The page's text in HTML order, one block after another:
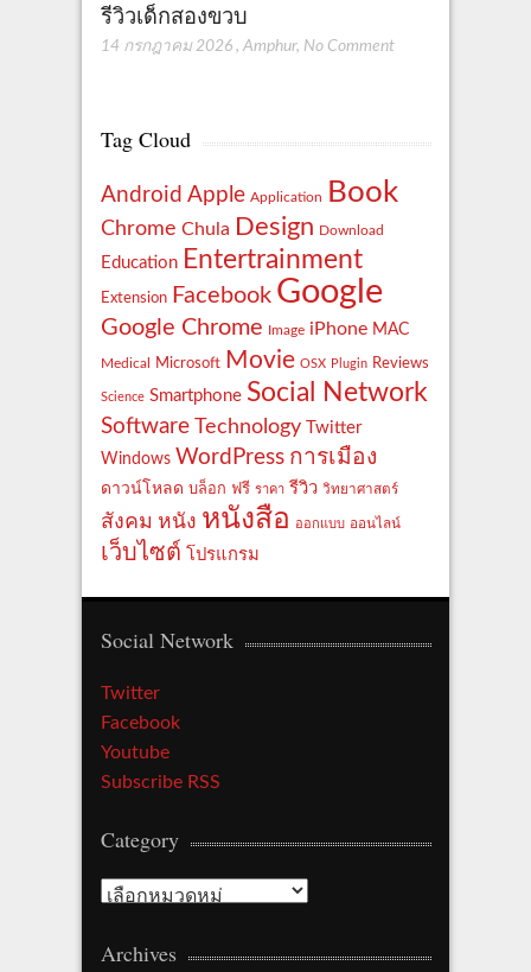
รีวิวเด็กสองขวบ
14 กรกฎาคม 2026 , Amphur, No Comment
Tag Cloud
Android Apple Application Book
Chrome Chula Design Download
Education Entertrainment
Extension Facebook Google
Google Chrome Image iPhone MAC
Medical Microsoft Movie OSX Plugin Reviews
Science Smartphone Social Network
Software Technology
Twitter
Windows WordPress การเมือง
ดาวน์โหลด บล็อก ฟรี ราคา รีวิว วิทยาศาสตร์
สังคม หนัง หนังสือ ออกแบบ ออนไลน์
เว็บไซต์ โปรแกรม
Social Network
Twitter
Facebook
Youtube
Subscribe RSS
Category
Category
Archives